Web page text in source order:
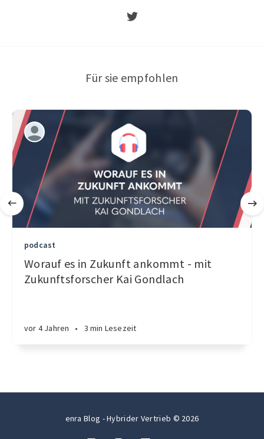
Für sie empfohlen
podcast
Worauf es in Zukunft ankommt - mit
Zukunftsforscher Kai Gondlach
vor 4 Jahren • 3 min Lesezeit
enra Blog - Hybrider Vertrieb © 2026